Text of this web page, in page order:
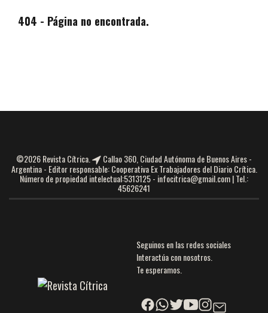
404 - Página no encontrada.
©2026 Revista Cítrica.
Callao 360, Ciudad Autónoma de Buenos Aires -
Argentina - Editor responsable: Cooperativa Ex Trabajadores del Diario Crítica.
Número de propiedad intelectual:5313125 - infocitrica@gmail.com| Tel.:
45626241
Seguinos en las redes sociales
Interactúa con nosotros.
Te esperamos.
Facebook
Facebook
TwitterYouTube
Instagram